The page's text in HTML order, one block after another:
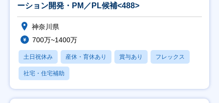
ーション開発・PM／PL候補<488>
神奈川県
700万~1400万
土日祝休み 産休・育休あり 賞与あり フレックス
社宅・住宅補助